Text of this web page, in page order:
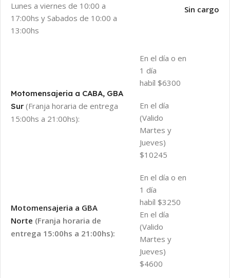
Lunes a viernes de 10:00 a
17:00hs y Sabados de 10:00 a
13:00hs
Sin cargo
Motomensajeria a CABA, GBA
Sur (Franja horaria de entrega
15:00hs a 21:00hs):
En el día o en
1 día
habíl $6300
En el día
(Valido
Martes y
Jueves)
$10245
Motomensajeria a GBA
Norte (Franja horaria de
entrega 15:00hs a 21:00hs):
En el día o en
1 día
habíl $3250
En el día
(Valido
Martes y
Jueves)
$4600